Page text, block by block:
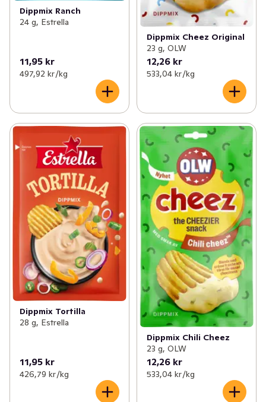
Dippmix Ranch
24 g, Estrella
11,95 kr
497,92 kr /kg
Dippmix Cheez Original
23 g, OLW
12,26 kr
533,04 kr /kg
Dippmix Tortilla
28 g, Estrella
11,95 kr
426,79 kr /kg
Dippmix Chili Cheez
23 g, OLW
12,26 kr
533,04 kr /kg